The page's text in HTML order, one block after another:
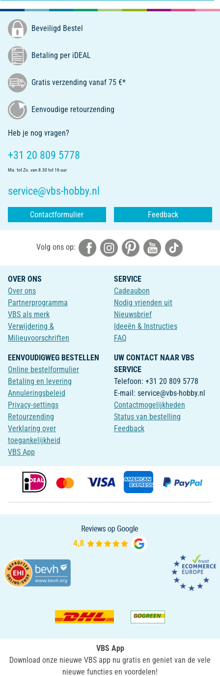
Beveiligd Bestel
Betaling per iDEAL
Gratis verzending vanaf 75 €*
Eenvoudige retourzending
Heb je nog vragen?
+31 20 809 5778
Ma. tot Zo. van 8.30 tot 16 uur
service@vbs-hobby.nl
Contactformulier Feedback
Volg ons op:
OVER ONS
Over ons
Partnerprogramma
VBS als merk
Verwijdering &
Milieuvoorschriften
SERVICE
Cadeaubon
Nodig vrienden uit
Nieuwsbrief
Ideeën & Instructies
FAQ
EENVOUDIGWEG BESTELLEN
Online bestelformulier
Betaling en levering
Annuleringsbeleid
Privacy-settings
Retourzending
Verklaring over
toegankelijkheid
VBS App
UW CONTACT NAAR VBS
SERVICE
Telefoon: +31 20 809 5778
E-mail: service@vbs-hobby.nl
Contactmogelijkheden
Status van bestelling
Feedback
VBS App
Download onze nieuwe VBS app nu gratis en geniet van de vele
nieuwe functies en voordelen!